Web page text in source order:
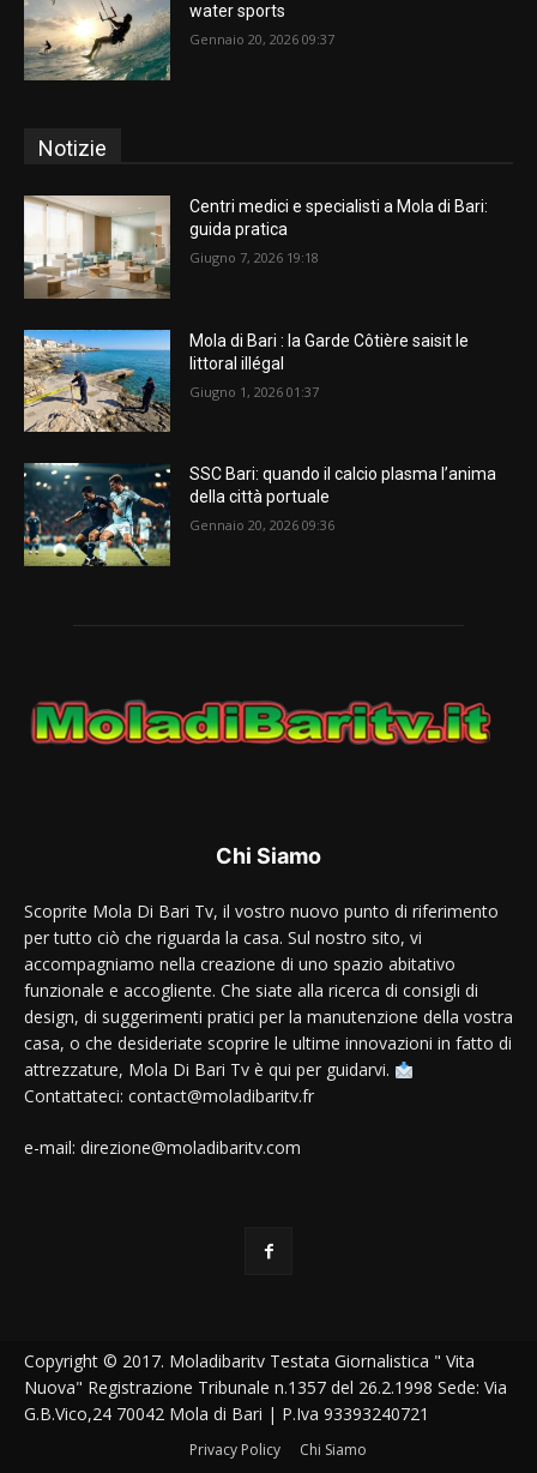
water sports
Gennaio 20, 2026 09:37
Notizie
Centri medici e specialisti a Mola di Bari:
guida pratica
Giugno 7, 2026 19:18
Mola di Bari : la Garde Côtière saisit le
littoral illégal
Giugno 1, 2026 01:37
SSC Bari: quando il calcio plasma l’anima
della città portuale
Gennaio 20, 2026 09:36
Chi Siamo
Scoprite Mola Di Bari Tv, il vostro nuovo punto di riferimento
per tutto ciò che riguarda la casa. Sul nostro sito, vi
accompagniamo nella creazione di uno spazio abitativo
funzionale e accogliente. Che siate alla ricerca di consigli di
design, di suggerimenti pratici per la manutenzione della vostra
casa, o che desideriate scoprire le ultime innovazioni in fatto di
attrezzature, Mola Di Bari Tv è qui per guidarvi.
Contattateci: contact@moladibaritv.fr
e-mail: direzione@moladibaritv.com
Copyright © 2017. Moladibaritv Testata Giornalistica " Vita
Nuova" Registrazione Tribunale n.1357 del 26.2.1998 Sede: Via
G.B.Vico,24 70042 Mola di Bari | P.Iva 93393240721
Privacy Policy Chi Siamo